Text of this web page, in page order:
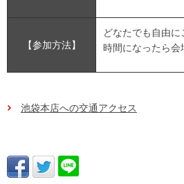
【参加方法】
どなたでも自由
時間になったら会
池袋本店への交通アクセス